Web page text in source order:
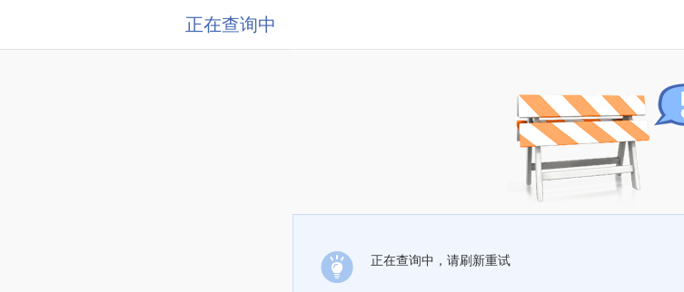
正在查询中
正在查询中，请刷新重试